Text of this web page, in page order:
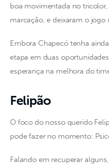
boa movimentada no
marcação, e deixaram o
Embora Chapecó tenha
etapa em duas
esperança na melhora do
Felipão
O foco do nosso querido
pode fazer no momento:
Falando em recuperar